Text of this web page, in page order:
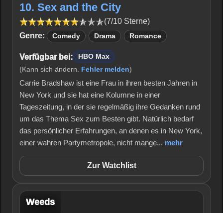
10. Sex and the City
(7/10 Sterne)
Genre:
Comedy Drama Romance
Verfügbar bei:
HBO Max
(Kann sich ändern. Fehler melden)
Carrie Bradshaw ist eine Frau in ihren besten Jahren in
New York und sie hat eine Kolumne in einer
Tageszeitung, in der sie regelmäßig ihre Gedanken rund
um das Thema Sex zum Besten gibt. Natürlich bedarf
das persönlicher Erfahrungen, an denen es in New York,
einer wahren Partymetropole, nicht mange... mehr
Zur Watchlist
Weeds